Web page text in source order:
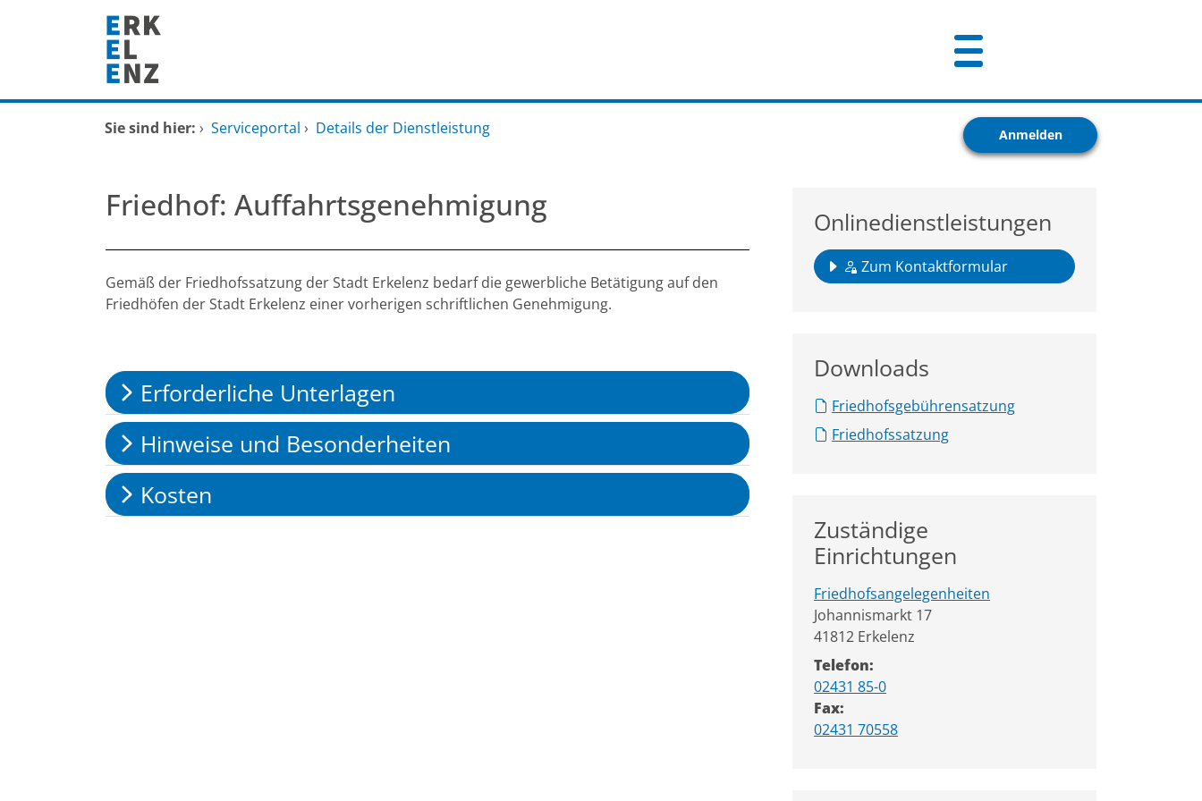
Zum Hauptinhalt springen
Startseite
Mitarbeitende A-Z
FAQ
Sie sind hier: › Serviceportal › Details der Dienstleistung Anmelden
Friedhof: Auffahrtsgenehmigung
Beschreibung
Gemäß der Friedhofssatzung der Stadt Erkelenz bedarf die gewerbliche Betätigung auf den
Friedhöfen der Stadt Erkelenz einer vorherigen schriftlichen Genehmigung.
Erforderliche Unterlagen
Hinweise und Besonderheiten
Kosten
Onlinedienstleistungen
Zum Kontaktformular
Downloads
Friedhofsgebührensatzung
Friedhofssatzung
Zuständige
Einrichtungen
Friedhofsangelegenheiten
Straße:
Johannismarkt Hausnummer:
17
PLZ:
41812 Ort:
Erkelenz
Telefon:
02431 85-0
Fax:
02431 70558